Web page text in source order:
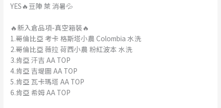
YES🔥豆陣 萊 消暑💦
🔥新入倉品項-真空箱裝🔥
1.哥倫比亞 考卡 格斯塔小農 Colombia 水洗
2.哥倫比亞 薇拉 荷西小農 粉紅波本 水洗
3.肯亞 汗吉 AA TOP
4.肯亞 吉堤圖 AA TOP
5.肯亞 瓦卡瑪塔 AA TOP
6.肯亞 希姆 AA TOP